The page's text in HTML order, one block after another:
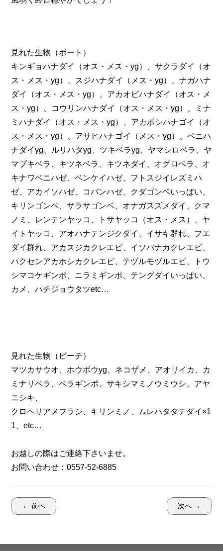
見れた生物（ボート）
キンギョハナダイ（オス・メス・yg）、サクラダイ（オ
ス・メス・yg）、スジハナダイ（メス・yg）、ナガハナ
ダイ（オス・メス・yg）、アカオビハナダイ（オス・メ
ス・yg）、コウリンハナダイ（オス・メス・yg）、ミナ
ミハナダイ（オス・メス・yg）、アカボシハナゴイ（オ
ス・メス・yg）、アサヒハナゴイ（メス・yg）、ベニハ
ナダイyg、ルリハタyg、ツキベラyg、ヤマシロベラ、ヤ
マブキベラ、キツネベラ、キツネダイ、オグロベラ、オ
キナワベニハゼ、ベンケイハゼ、フトスジイレズミハ
ゼ、アカイソハゼ、コバンハゼ、クダゴンベいっぱい、
キリンゴンベ、サラサゴンベ、オナガスズメダイ、クマ
ノミ、レンテンヤッコ、トサヤッコ（オス・メス）、ヤ
イトヤッコ、アオハナテンジクダイ、イサキ群れ、フエ
ダイ群れ、アカスジカクレエビ、イソバナカクレエビ、
ハクセンアカホシカクレエビ、テヅルモヅルエビ、トウ
シマコケギンポ、ニラミギンポ、テングダイいっぱい、
カメ、ハチジョウタツetc…
見れた生物（ビーチ）
マツカサウオ、ホウボウyg、ネコザメ、アオリイカ、カ
ミナリベラ、ベラギンポ、サキシマミノウミウシ、アヤ
ニシキ、
クロヘリアメフラシ、キリンミノ、ムレハタタテダイ×1
1、etc…
お越しの際はご連絡下さいませ。
お問い合わせ：0557-52-6885
← 前へ 次へ →